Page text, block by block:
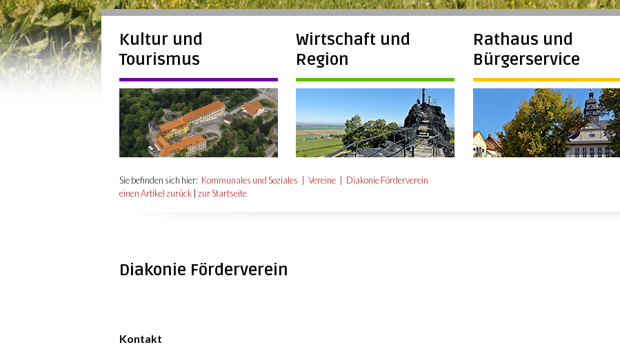
Kultur und
Tourismus
Wirtschaft und
Region
Rathaus und
Bürgerservice
Sie befinden sich hier: Kommunales und Soziales Vereine
Diakonie Förderverein
einen Artikel zurück |zur Startseite
Diakonie Förderverein
Kontakt